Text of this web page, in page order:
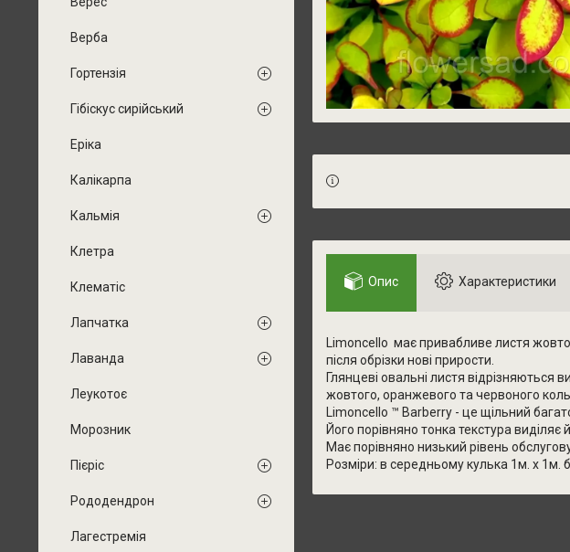
Опис Характеристики
Limoncello має привабливе листя
після обрізки нові прирости.
Глянцеві овальні листя відрізняються
жовтого, оранжевого та червоного
Limoncello ™ Barberry - це щільний
Його порівняно тонка текстура
Має порівняно низький рівень
Розміри: в середньому кулька 1м. х 1м.
Верба
Гортензія
Гібіскус сирійський
Еріка
Калікарпа
Кальмія
Клетра
Клематіс
Лапчатка
Лаванда
Леукотоє
Морозник
Пієріс
Рододендрон
Лагестремія